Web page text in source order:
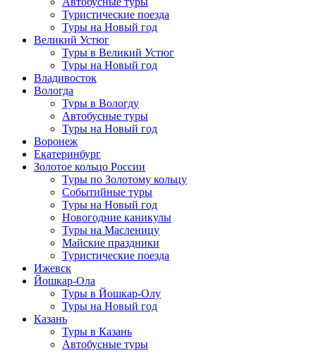
Туристические поезда
Туры на Новый год
Великий Устюг
Туры в Великий Устюг
Туры на Новый год
Владивосток
Вологда
Туры в Вологду
Автобусные туры
Туры на Новый год
Воронеж
Екатеринбург
Золотое кольцо России
Туры по Золотому кольцу
Событийные туры
Туры на Новый год
Новогодние каникулы
Туры на Масленицу
Майские праздники
Туристические поезда
Ижевск
Йошкар-Ола
Туры в Йошкар-Олу
Туры на Новый год
Казань
Туры в Казань
Автобусные туры